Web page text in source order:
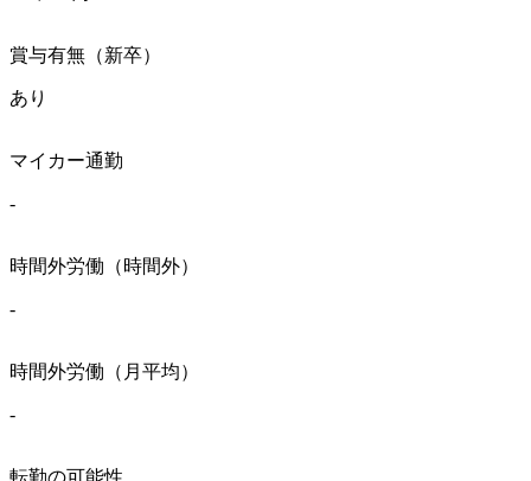
賞与有無（新卒）
あり
マイカー通勤
-
時間外労働（時間外）
-
時間外労働（月平均）
-
転勤の可能性